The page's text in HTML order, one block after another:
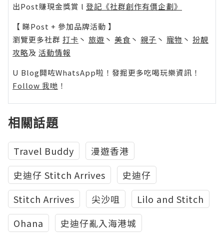
出Post賺現金獎賞 l 登記《社群創作有價企劃》
【 睇Post + 參加品牌活動 】
瀏覽更多社群 打卡 丶 旅遊 丶 美食 丶 親子 丶 寵物 丶 扮靚
攻略及 活動情報
U Blog開咗WhatsApp啦！發掘更多吃喝玩樂資訊！
Follow 我哋 ！
相關話題
Travel Buddy
漫遊香港
史迪仔 Stitch Arrives
史迪仔
Stitch Arrives
尖沙咀
Lilo and Stitch
Ohana
史迪仔亂入海港城